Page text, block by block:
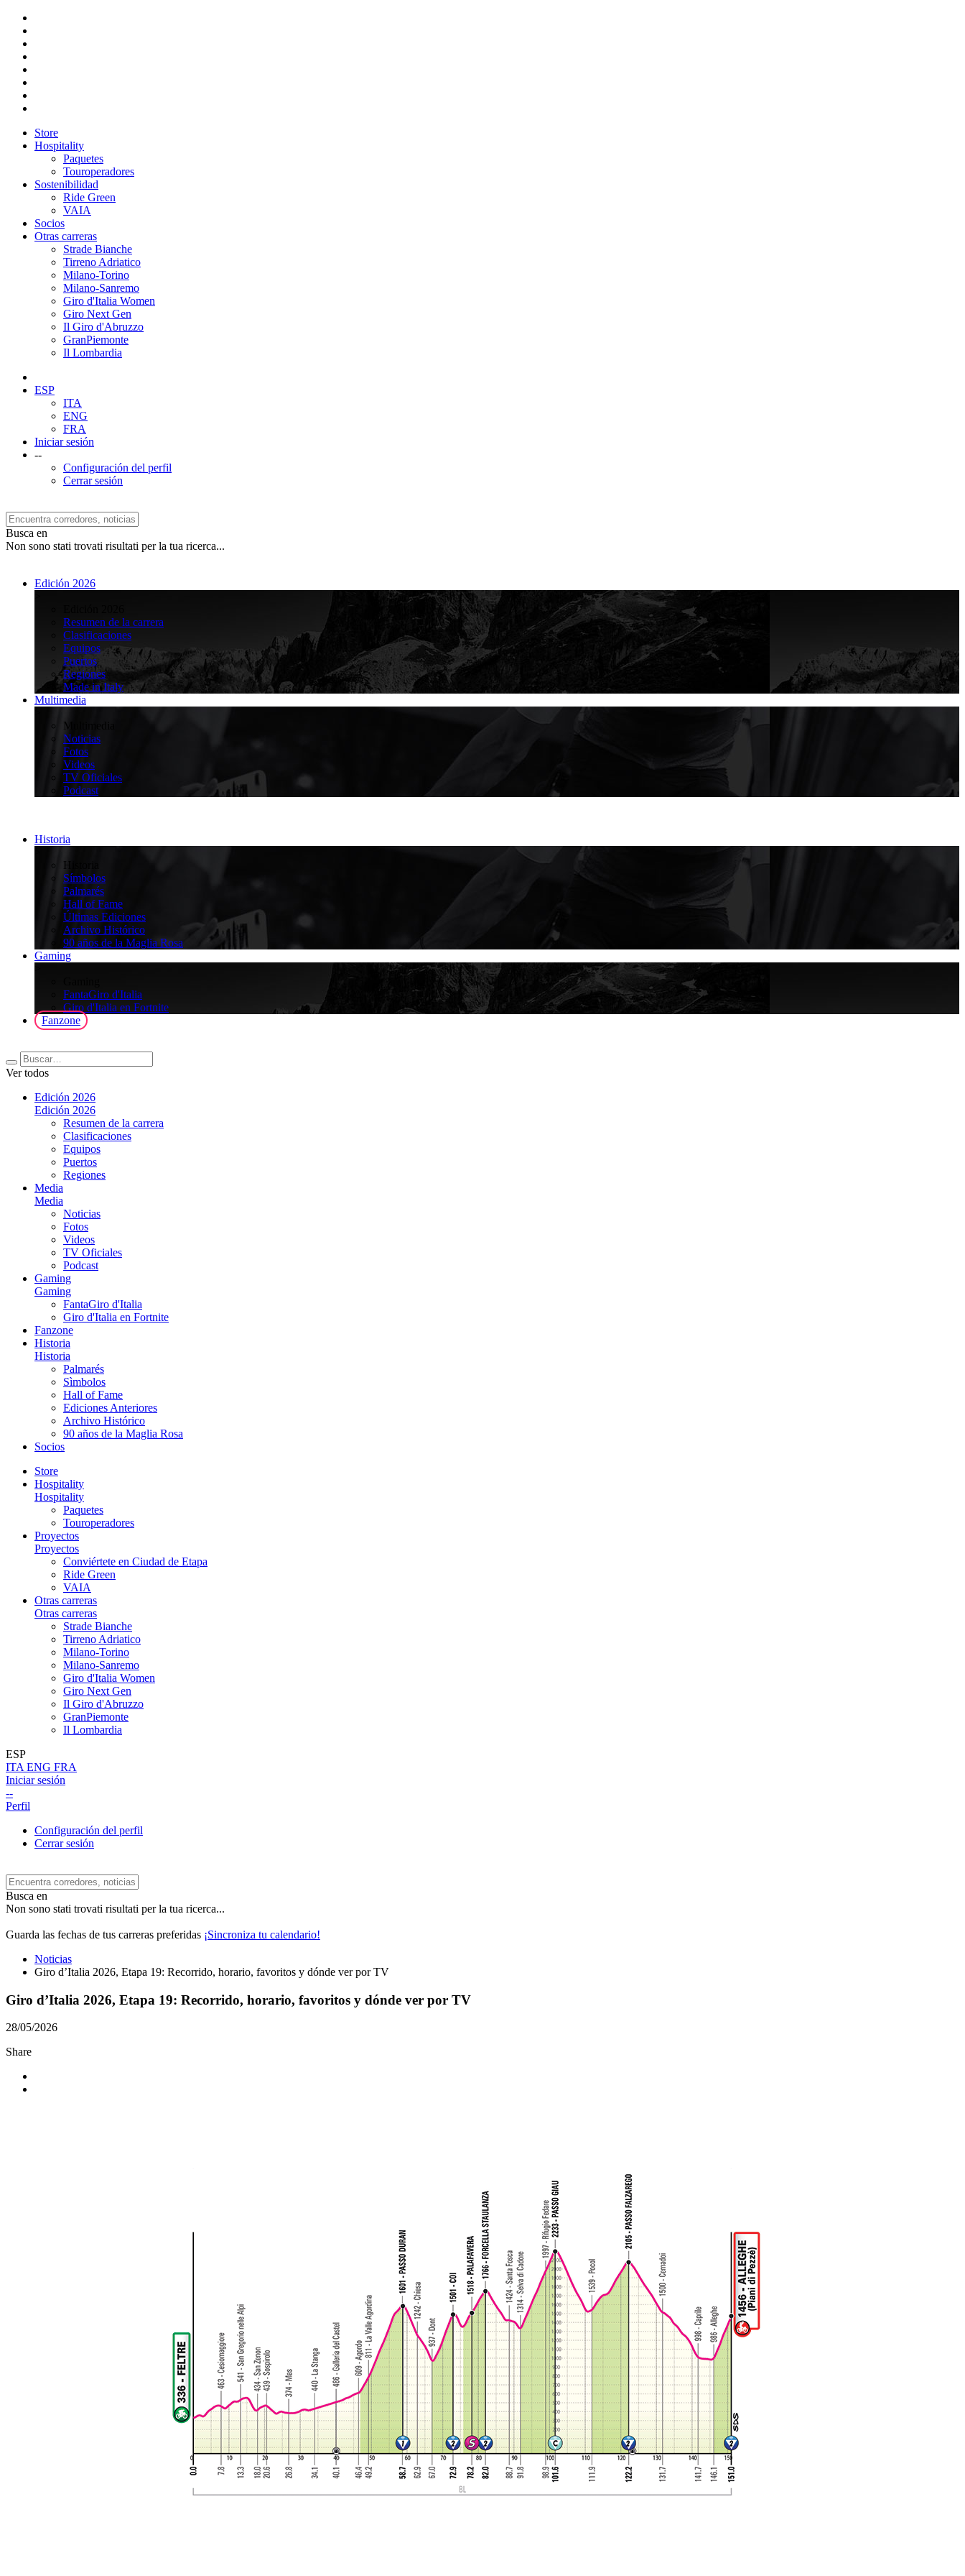
Store
Hospitality
Paquetes
Touroperadores
Sostenibilidad
Ride Green
VAIA
Socios
Otras carreras
Strade Bianche
Tirreno Adriatico
Milano-Torino
Milano-Sanremo
Giro d'Italia Women
Giro Next Gen
Il Giro d'Abruzzo
GranPiemonte
Il Lombardia
ESP
ITA
ENG
FRA
Iniciar sesión
--
Configuración del perfil
Cerrar sesión
Busca en
Non sono stati trovati risultati per la tua ricerca...
Edición 2026
Resumen de la carrera
Clasificaciones
Equipos
Puertos
Regiones
Made in Italy
Multimedia
Multimedia
Noticias
Fotos
Videos
TV Oficiales
Podcast
Historia
Historia
Símbolos
Palmarés
Hall of Fame
Últimas Ediciones
Archivo Histórico
90 años de la Maglia Rosa
Gaming
FantaGiro d'Italia
Giro d'Italia en Fortnite
Fanzone
Ver todos
Edición 2026
Edición 2026
Resumen de la carrera
Clasificaciones
Equipos
Puertos
Regiones
Media
Media
Noticias
Fotos
Videos
TV Oficiales
Podcast
Gaming
Gaming
FantaGiro d'Italia
Giro d'Italia en Fortnite
Fanzone
Historia
Historia
Palmarés
Sìmbolos
Hall of Fame
Ediciones Anteriores
Archivo Histórico
90 años de la Maglia Rosa
Socios
Store
Hospitality
Hospitality
Paquetes
Touroperadores
Proyectos
Proyectos
Conviértete en Ciudad de Etapa
Ride Green
VAIA
Otras carreras
Otras carreras
Strade Bianche
Tirreno Adriatico
Milano-Torino
Milano-Sanremo
Giro d'Italia Women
Giro Next Gen
Il Giro d'Abruzzo
GranPiemonte
Il Lombardia
ESP
ITA ENG FRA
Iniciar sesión
--
Perfil
Configuración del perfil
Cerrar sesión
Busca en
Non sono stati trovati risultati per la tua ricerca...
Guarda las fechas de tus carreras preferidas ¡Sincroniza tu calendario!
Noticias
Giro d’Italia 2026, Etapa 19: Recorrido, horario, favoritos y dónde ver por TV
Giro d’Italia 2026, Etapa 19: Recorrido, horario, favoritos y dónde ver por TV
28/05/2026
Share